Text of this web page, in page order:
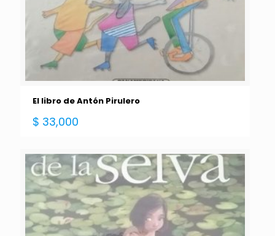
El libro de Antón Pirulero
$ 33,000